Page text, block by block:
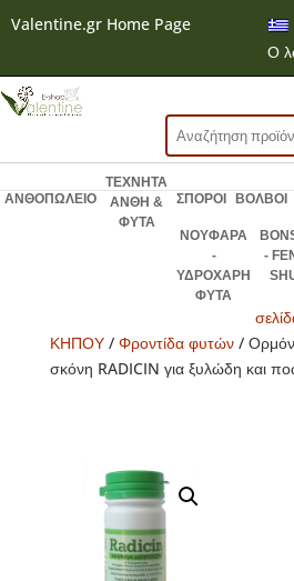
Valentine.gr Home Page
Ο
Αναζήτηση
για:
ΑΝΘΟΠΩΛΕΙΟ
ΤΕΧΝΗΤΑ
ΑΝΘΗ &
ΦΥΤΑ
ΣΠΟΡΟΙ ΒΟΛΒΟΙ
ΝΟΥΦΑΡΑ
-
ΥΔΡΟΧΑΡΗ
ΦΥΤΑ
-
ΚΗΠΟΥ/ Φροντίδα φυτών/
σκόνη RADICIN για ξυλώδη και